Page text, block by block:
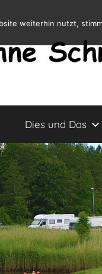
Dies und Das
weiterhin nutzt,